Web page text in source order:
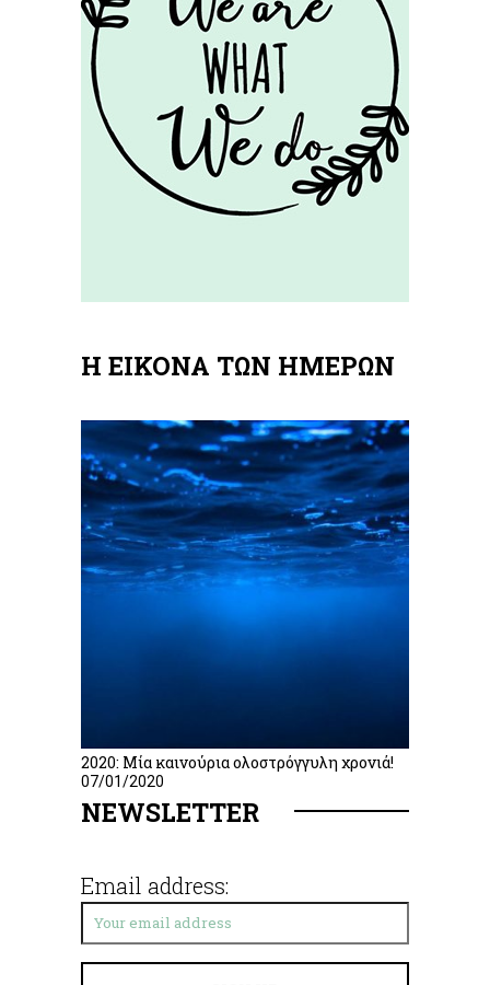
Η ΕΙΚΟΝΑ ΤΩΝ ΗΜΕΡΩΝ
2020: Μία καινούρια ολοστρόγγυλη χρονιά!
07/01/2020
NEWSLETTER
Email address: